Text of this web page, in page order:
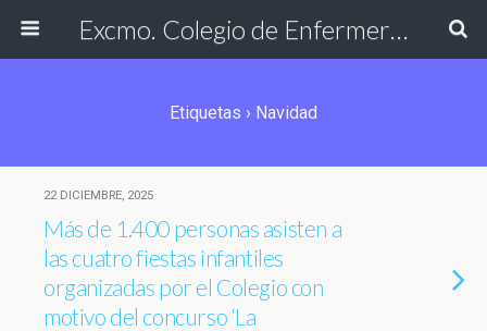
Excmo. Colegio de Enfermería de Cádiz
Etiquetas › Navidad
22 DICIEMBRE, 2025
Más de 1.400 personas asisten a
las cuatro fiestas infantiles
organizadas por el Colegio con
motivo del concurso ‘La